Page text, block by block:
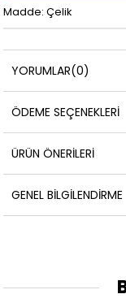
Madde: Çelik
YORUMLAR(0)
ÖDEME SEÇENEKLERI
ÜRÜN ÖNERILERI
GENEL BILGILENDIRME